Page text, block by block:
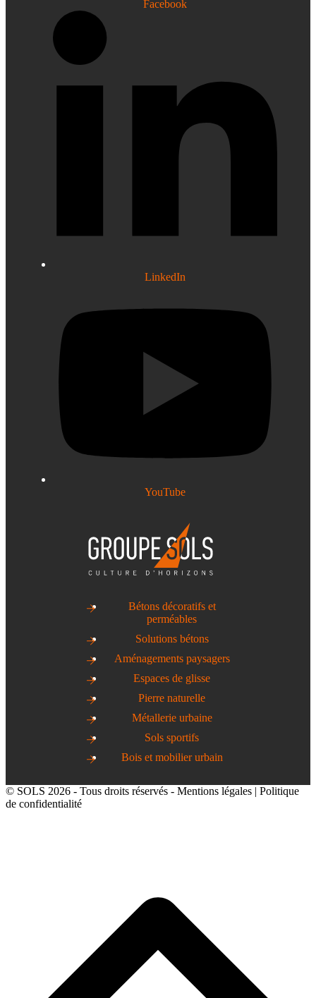
Facebook
LinkedIn
YouTube
Bétons décoratifs et
perméables
Solutions bétons
Aménagements paysagers
Espaces de glisse
Pierre naturelle
Métallerie urbaine
Sols sportifs
Bois et mobilier urbain
© SOLS 2026 - Tous droits réservés - Mentions légales | Politique
de confidentialité